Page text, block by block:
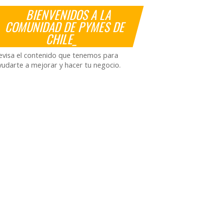
BIENVENIDOS A LA
COMUNIDAD DE PYMES DE
CHILE_
el contenido que tenemos para
a mejorar y hacer tu negocio.